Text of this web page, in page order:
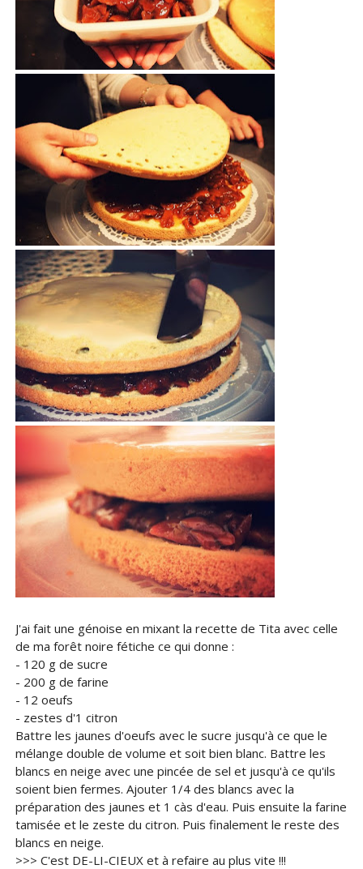
J'ai fait une génoise en mixant la recette de Tita avec celle
de ma forêt noire fétiche ce qui donne :
- 120 g de sucre
- 200 g de farine
- 12 oeufs
- zestes d'1 citron
Battre les jaunes d'oeufs avec le sucre jusqu'à ce que le
mélange double de volume et soit bien blanc. Battre les
blancs en neige avec une pincée de sel et jusqu'à ce qu'ils
soient bien fermes. Ajouter 1/4 des blancs avec la
préparation des jaunes et 1 càs d'eau. Puis ensuite la farine
tamisée et le zeste du citron. Puis finalement le reste des
blancs en neige.
>>> C'est DE-LI-CIEUX et à refaire au plus vite !!!